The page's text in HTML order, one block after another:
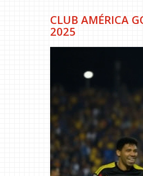
CLUB AMÉRICA
2025